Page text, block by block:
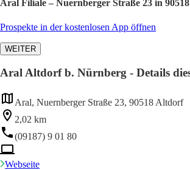
Aral Filiale – Nuernberger Straße 23 in
Prospekte in der kostenlosen App öffnen
WEITER
Aral Altdorf b. Nürnberg - Details
Aral, Nuernberger Straße 23, 90518 Altdorf
2,02 km
(09187) 9 01 80
Webseite